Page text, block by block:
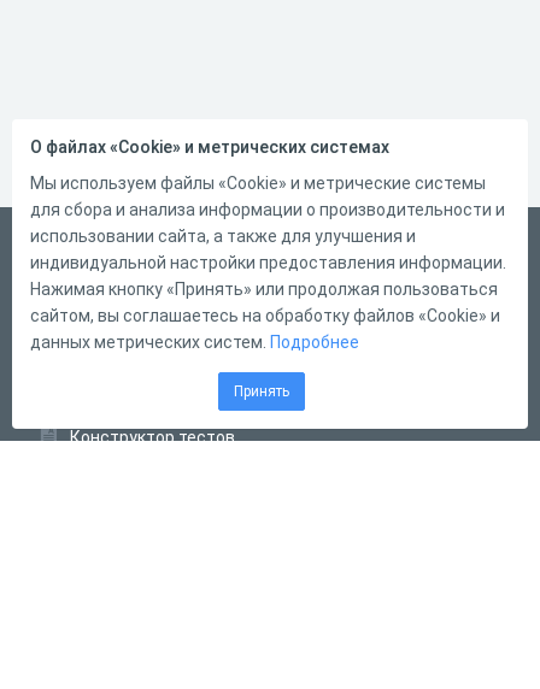
Русский
Справка
Форма обратной связи
Конструктор тестов
О файлах «Cookie» и метрических системах
Мы используем файлы «Cookie» и метрические системы
для сбора и анализа информации о производительности и
использовании сайта, а также для улучшения и
индивидуальной настройки предоставления информации.
Нажимая кнопку «Принять» или продолжая пользоваться
сайтом, вы соглашаетесь на обработку файлов «Cookie» и
данных метрических систем. Подробнее
Принять